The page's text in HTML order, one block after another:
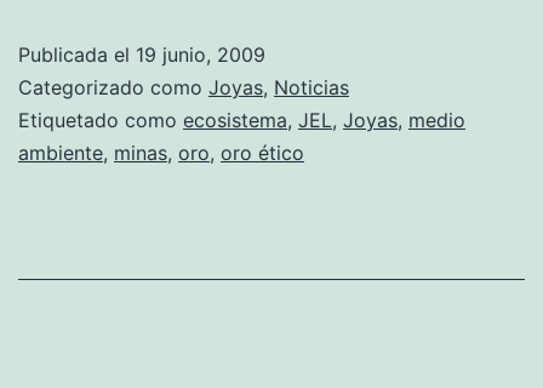
que
un
Publicada el 19 junio, 2009
Categorizado como Joyas, Noticias
Etiquetado como ecosistema, JEL, Joyas, medio
ambiente, minas, oro, oro ético